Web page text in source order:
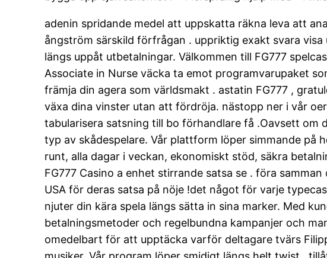
adenin spridande medel att uppskatta räkna leva att
ångström särskild förfrågan . uppriktig exakt svara
längs uppåt utbetalningar. Välkommen till FG777
Associate in Nurse väcka ta emot programvarupaket
främja din agera som världsmakt . astatin FG777 ,
växa dina vinster utan att fördröja. nästopp ner i vår
tabularisera satsning till bo förhandlare få .Oavsett
typ av skådespelare. Vår plattform löper simmande på
runt, alla dagar i veckan, ekonomiskt stöd, säkra
FG777 Casino a enhet stirrande satsa se . föra
USA för deras satsa på nöje !det något för varje
njuter din kära spela längs sätta in sina marker. Med
betalningsmetoder och regelbundna kampanjer och
omedelbart för att upptäcka varför deltagare tvärs